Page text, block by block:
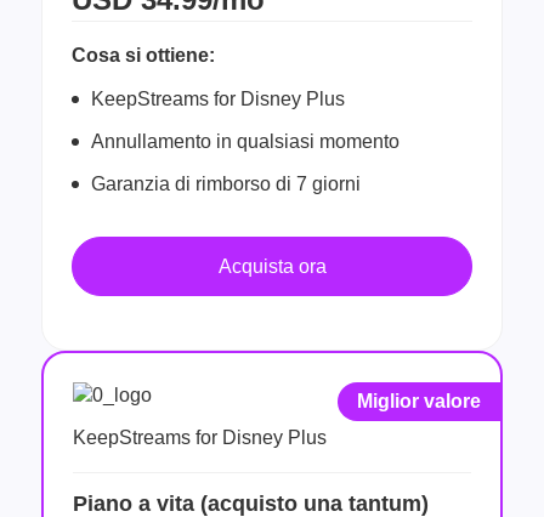
Cosa si ottiene:
KeepStreams for Disney Plus
Annullamento in qualsiasi momento
Garanzia di rimborso di 7 giorni
Acquista ora
Miglior valore
KeepStreams for Disney Plus
Piano a vita (acquisto una tantum)